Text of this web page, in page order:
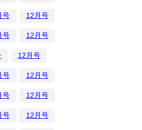
号 12月号
号 12月号
12月号
号 12月号
号 12月号
号 12月号